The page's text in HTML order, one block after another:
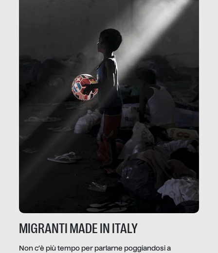
MIGRANTI MADE IN ITALY
Non c’è più tempo per parlarne poggiandosi a